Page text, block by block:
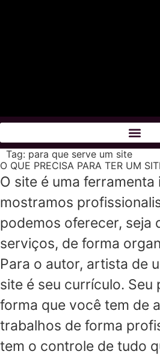
Tag: para que serve um site
O QUE PRECISA PARA TER UM
O site é uma
mostramos
podemos oferecer, seja
serviços, de forma
Para o autor, artista de
site é seu currículo. Seu
forma que você tem de
trabalhos de forma
tem o controle de tudo